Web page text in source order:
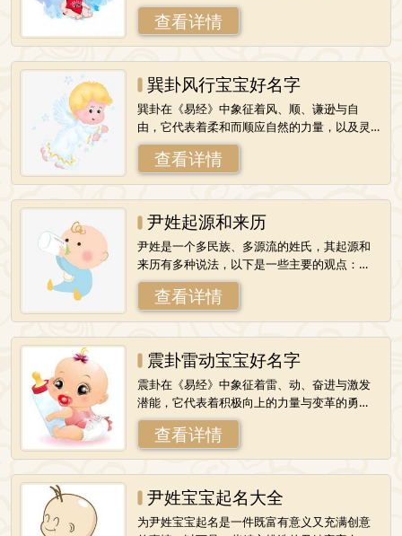
些著名的尹姓历史名人：1.尹文：约公元前360
年至公元前280年，战国时期齐国人
查看详情
巽卦风行宝宝好名字
巽卦在《易经》中象征着风、顺、谦逊与自
由，它代表着柔和而顺应自然的力量，以及灵
活变通、善于适应的智慧。为宝宝取一个与巽
卦风行相契合的名字，可以寓意宝宝将来能够
像
查看详情
尹姓起源和来历
尹姓是一个多民族、多源流的姓氏，其起源和
来历有多种说法，以下是一些主要的观点：
一、源于少昊氏，以邑为氏据《通志氏族略》
等所载，少昊是远古时羲和部落的后裔，古代
东
查看详情
震卦雷动宝宝好名字
震卦在《易经》中象征着雷、动、奋进与激发
潜能，它代表着积极向上的力量与变革的勇
气。为宝宝取一个与震卦雷动相契合的名字，
可以寓意宝宝将来能够充满活力、勇往直前，
并
查看详情
尹姓宝宝起名大全
为尹姓宝宝起名是一件既富有意义又充满创意